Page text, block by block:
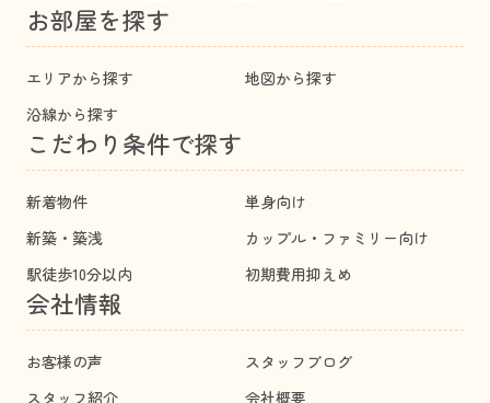
お部屋を探す
エリアから探す
地図から探す
沿線から探す
こだわり条件で探す
新着物件
単身向け
新築・築浅
カップル・ファミリー向け
駅徒歩10分以内
初期費用抑えめ
会社情報
お客様の声
スタッフブログ
スタッフ紹介
会社概要